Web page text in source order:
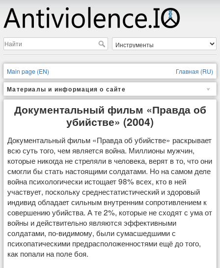
Main page (EN) Главная (RU)
Материалы и информация о сайте
Документальный фильм «Правда об
убийстве» (2004)
Документальный фильм «Правда об убийстве» раскрывает
всю суть того, чем является война. Миллионы мужчин,
которые никогда не стреляли в человека, верят в то, что они
смогли бы стать настоящими солдатами. Но на самом деле
война психологически истощает 98% всех, кто в ней
участвует, поскольку среднестатистический и здоровый
индивид обладает сильным внутренним сопротивлением к
совершению убийства. А те 2%, которые не сходят с ума от
войны и действительно являются эффективными
солдатами, по-видимому, были сумасшедшими с
психопатическими предрасположенностями ещё до того,
как попали на поле боя.